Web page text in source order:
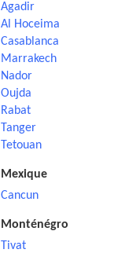
Agadir
Al Hoceima
Casablanca
Marrakech
Nador
Oujda
Rabat
Tanger
Tetouan
Mexique
Cancun
Monténégro
Tivat